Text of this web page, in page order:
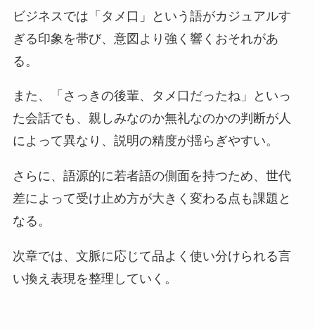
ビジネスでは「タメ口」という語がカジュアルす
ぎる印象を帯び、意図より強く響くおそれがあ
る。
また、「さっきの後輩、タメ口だったね」といっ
た会話でも、親しみなのか無礼なのかの判断が人
によって異なり、説明の精度が揺らぎやすい。
さらに、語源的に若者語の側面を持つため、世代
差によって受け止め方が大きく変わる点も課題と
なる。
次章では、文脈に応じて品よく使い分けられる言
い換え表現を整理していく。